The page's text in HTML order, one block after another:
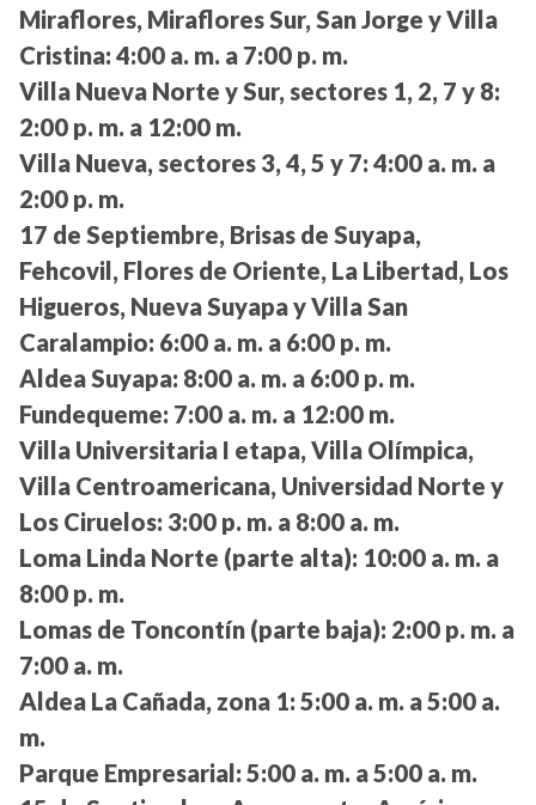
Miraflores, Miraflores Sur, San Jorge y Villa
Cristina: 4:00 a. m. a 7:00 p. m.
Villa Nueva Norte y Sur, sectores 1, 2, 7 y 8:
2:00 p. m. a 12:00 m.
Villa Nueva, sectores 3, 4, 5 y 7: 4:00 a. m. a
2:00 p. m.
17 de Septiembre, Brisas de Suyapa,
Fehcovil, Flores de Oriente, La Libertad, Los
Higueros, Nueva Suyapa y Villa San
Caralampio: 6:00 a. m. a 6:00 p. m.
Aldea Suyapa: 8:00 a. m. a 6:00 p. m.
Fundequeme: 7:00 a. m. a 12:00 m.
Villa Universitaria I etapa, Villa Olímpica,
Villa Centroamericana, Universidad Norte y
Los Ciruelos: 3:00 p. m. a 8:00 a. m.
Loma Linda Norte (parte alta): 10:00 a. m. a
8:00 p. m.
Lomas de Toncontín (parte baja): 2:00 p. m. a
7:00 a. m.
Aldea La Cañada, zona 1: 5:00 a. m. a 5:00 a.
m.
Parque Empresarial: 5:00 a. m. a 5:00 a. m.